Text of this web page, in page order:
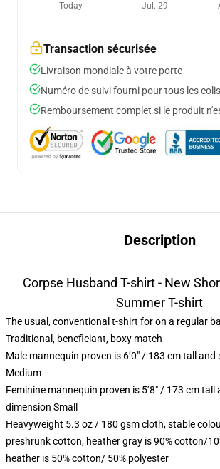
Today
Jul. 29
Transaction sécurisée
Livraison mondiale à votre porte
Numéro de suivi fourni pour tous les colis
Remboursement complet si le produit
Description
Corpse Husband T-shirt - New
Summer T-shirt
The usual, conventional t-shirt for on a regular
Traditional, beneficiant, boxy match
Male mannequin proven is 6’0″ / 183 cm tall
Medium
Feminine mannequin proven is 5’8″ / 173 cm tall
dimension Small
Heavyweight 5.3 oz / 180 gsm cloth, stable
preshrunk cotton, heather gray is 90% cotton/
heather is 50% cotton/ 50% polyester